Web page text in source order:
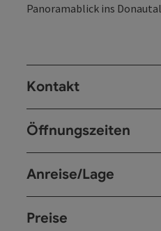
Panoramablick ins Donautal
Kontakt
Öffnungszeiten
Anreise/Lage
Preise